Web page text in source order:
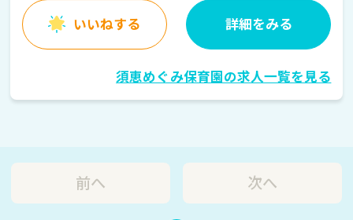
いいねする 詳細をみる
須恵めぐみ保育園の求人一覧を見る
前へ 次へ